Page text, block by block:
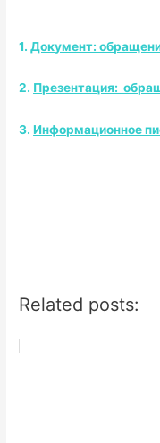
1.Документ:
2. Презентация:
3.Информационное
Related posts: